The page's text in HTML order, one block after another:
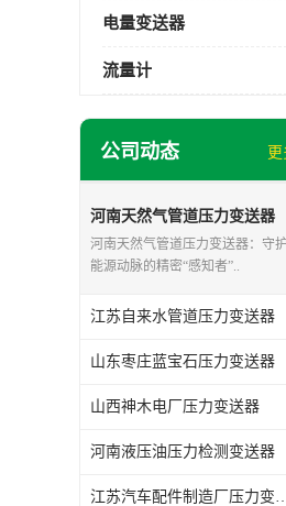
电量变送器
流量计
公司动态 更
河南天然气管道压力变送器
河南天然气管道压力变送器：守护
能源动脉的精密“感知者”..
江苏自来水管道压力变送器
山东枣庄蓝宝石压力变送器
山西神木电厂压力变送器
河南液压油压力检测变送器
江苏汽车配件制造